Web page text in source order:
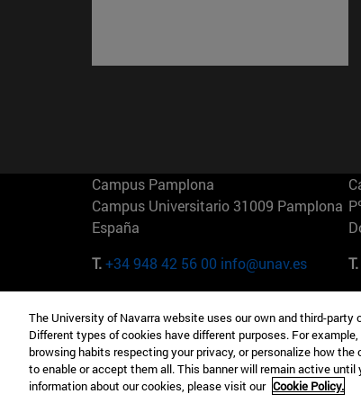
Campus Pamplona
Campus Universitario 31009 Pamplona
España
T.+34 948 42 56 00 info@unav.es
T.
Camino del Cerro Águila 3 28023
Madrid España
T.+34 912 11 30 00
T.
The University of Navarra website uses our own and third-
Different types of cookies have different purposes. For
browsing habits respecting your privacy, or personalize how
to enable or accept them all. This banner will remain active
information about our cookies, please visit our Cookie Policy.